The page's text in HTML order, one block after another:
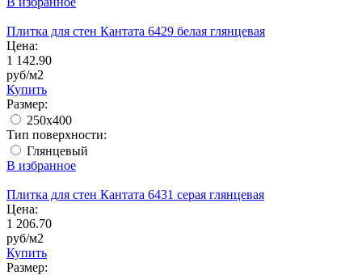
Плитка для стен Кантата 6429 белая глянцевая
Цена:
1 142.90
руб/м2
Купить
Размер:
250x400
Тип поверхности:
Глянцевый
В избранное
Плитка для стен Кантата 6431 серая глянцевая
Цена:
1 206.70
руб/м2
Купить
Размер: